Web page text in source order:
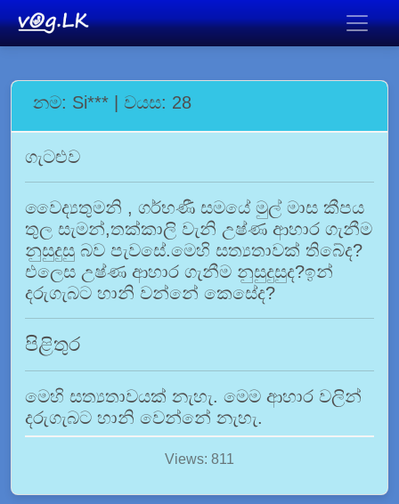
නම: Si*** | වයස: 28
ගැටළුව
වෛද්‍යතුමනි , ගර්භණී සමයේ මුල් මාස කීපය
තුල සැමන්,තක්කාලි වැනි උෂ්ණ ආහාර ගැනීම
නුසුදුසු බව පැවසේ.මෙහි සත්‍යතාවක් තිබේද?
එලෙස උෂ්ණ ආහාර ගැනීම නුසුදුසුද?ඉන්
දරුගැබට හානි වන්නේ කෙසේද?
පිළිතුර
මෙහි සත්‍යතාවයක් නැහැ. මෙම ආහාර වලින්
දරුගැබට හානි වෙන්නේ නැහැ.
Views: 811